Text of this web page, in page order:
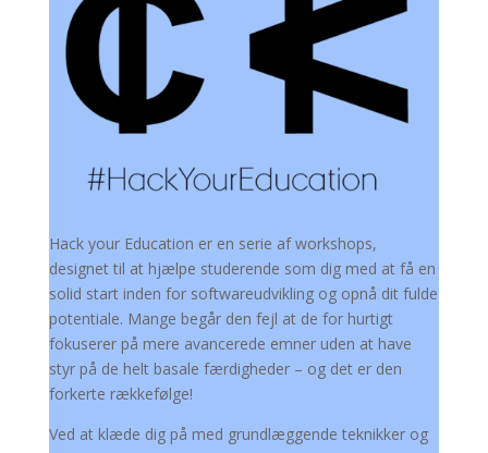
Hack your Education er en serie af workshops,
designet til at hjælpe studerende som dig med at få en
solid start inden for softwareudvikling og opnå dit fulde
potentiale. Mange begår den fejl at de for hurtigt
fokuserer på mere avancerede emner uden at have
styr på de helt basale færdigheder – og det er den
forkerte rækkefølge!
Ved at klæde dig på med grundlæggende teknikker og